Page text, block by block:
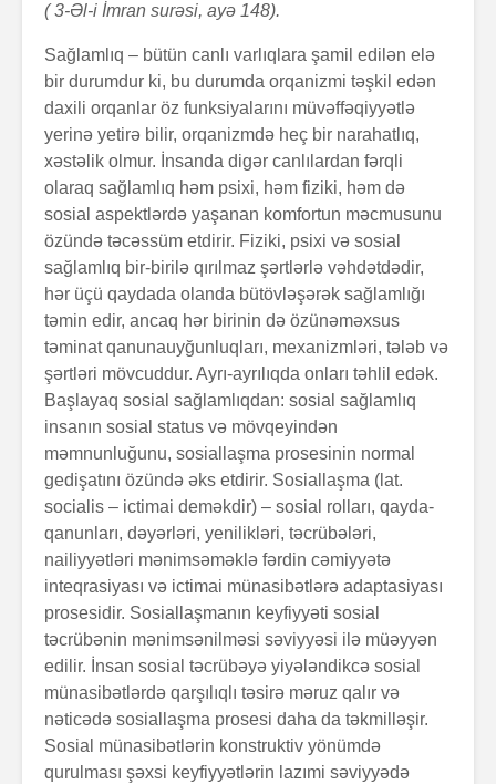
( 3-Əl-i İmran surəsi, ayə 148).
Sağlamlıq – bütün canlı varlıqlara şamil edilən elə
bir durumdur ki, bu durumda orqanizmi təşkil edən
daxili orqanlar öz funksiyalarını müvəffəqiyyətlə
yerinə yetirə bilir, orqanizmdə heç bir narahatlıq,
xəstəlik olmur. İnsanda digər canlılardan fərqli
olaraq sağlamlıq həm psixi, həm fiziki, həm də
sosial aspektlərdə yaşanan komfortun məcmusunu
özündə təcəssüm etdirir. Fiziki, psixi və sosial
sağlamlıq bir-birilə qırılmaz şərtlərlə vəhdətdədir,
hər üçü qaydada olanda bütövləşərək sağ­lam­lığı
təmin edir, ancaq hər birinin də özünəməxsus
təminat qanunauyğunluqları, mexanizmləri, tələb və
şərtləri mövcuddur. Ayrı-ayrılıqda onları təhlil edək.
Başlayaq sosial sağlamlıqdan: sosial sağlamlıq
insanın sosial status və mövqeyindən
məmnunluğunu, sosiallaş­ma prosesinin normal
gedişatını özündə əks etdirir. So­siallaşma (lat.
socialis – ictimai deməkdir) – sosial rol­ları, qayda-
qanunları, dəyərləri, yenilikləri, təcrübələ­ri,
nailiyyətləri mənimsəməklə fərdin cəmiyyətə
inteqra­si­yası və ictimai münasibətlərə adaptasiyası
prosesidir. Sosiallaşmanın keyfiyyəti sosial
təcrübənin mənimsənil­məsi səviyyəsi ilə müəyyən
edilir. İnsan sosial təcrübəyə yiyələndikcə sosial
münasibətlərdə qarşılıqlı təsirə mə­ruz­ qalır və
nəticədə sosiallaşma prosesi daha da tək­milləşir.
Sosial münasibətlərin konstruktiv yönümdə
qurulması şəxsi keyfiyyətlərin lazımi səviyyədə